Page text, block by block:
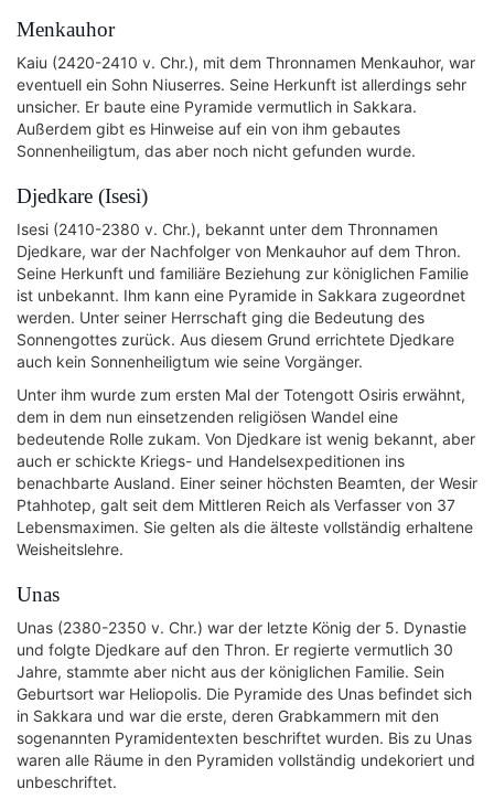
Menkauhor
Kaiu (2420-2410 v. Chr.), mit dem Thronnamen Menkauhor, war
eventuell ein Sohn Niuserres. Seine Herkunft ist allerdings sehr
unsicher. Er baute eine Pyramide vermutlich in Sakkara.
Außerdem gibt es Hinweise auf ein von ihm gebautes
Sonnenheiligtum, das aber noch nicht gefunden wurde.
Djedkare (Isesi)
Isesi (2410-2380 v. Chr.), bekannt unter dem Thronnamen
Djedkare, war der Nachfolger von Menkauhor auf dem Thron.
Seine Herkunft und familiäre Beziehung zur königlichen Familie
ist unbekannt. Ihm kann eine Pyramide in Sakkara zugeordnet
werden. Unter seiner Herrschaft ging die Bedeutung des
Sonnengottes zurück. Aus diesem Grund errichtete Djedkare
auch kein Sonnenheiligtum wie seine Vorgänger.
Unter ihm wurde zum ersten Mal der Totengott Osiris erwähnt,
dem in dem nun einsetzenden religiösen Wandel eine
bedeutende Rolle zukam. Von Djedkare ist wenig bekannt, aber
auch er schickte Kriegs- und Handelsexpeditionen ins
benachbarte Ausland. Einer seiner höchsten Beamten, der Wesir
Ptahhotep, galt seit dem Mittleren Reich als Verfasser von 37
Lebensmaximen. Sie gelten als die älteste vollständig erhaltene
Weisheitslehre.
Unas
Unas (2380-2350 v. Chr.) war der letzte König der 5. Dynastie
und folgte Djedkare auf den Thron. Er regierte vermutlich 30
Jahre, stammte aber nicht aus der königlichen Familie. Sein
Geburtsort war Heliopolis. Die Pyramide des Unas befindet sich
in Sakkara und war die erste, deren Grabkammern mit den
sogenannten Pyramidentexten beschriftet wurden. Bis zu Unas
waren alle Räume in den Pyramiden vollständig undekoriert und
unbeschriftet.